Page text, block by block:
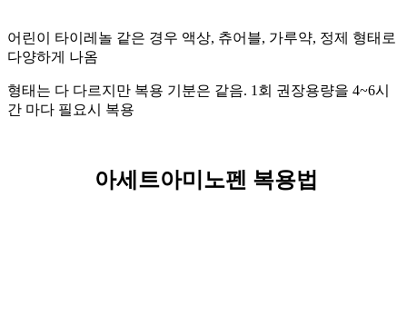
어린이 타이레놀 같은 경우 액상, 츄어블, 가루약, 정제 형태로
다양하게 나옴
형태는 다 다르지만 복용 기분은 같음. 1회 권장용량을 4~6시
간 마다 필요시 복용
아세트아미노펜 복용법